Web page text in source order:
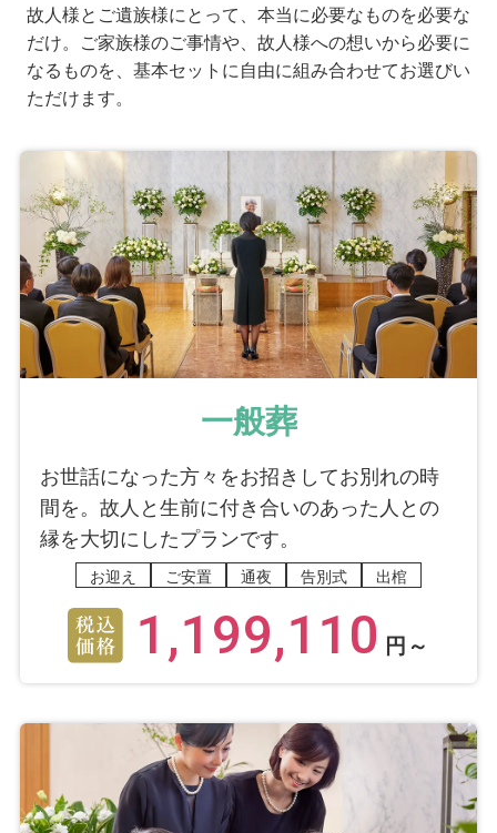
故人様とご遺族様にとって、本当に必要なものを必要な
だけ。ご家族様のご事情や、故人様への想いから必要に
なるものを、基本セットに自由に組み合わせてお選びい
ただけます。
一般葬
お世話になった方々をお招きしてお別れの時
間を。故人と生前に付き合いのあった人との
縁を大切にしたプランです。
お迎え ご安置 通夜 告別式 出棺
1,199,110 円～